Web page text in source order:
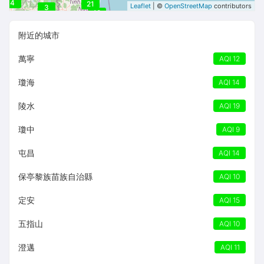
21
3
24
18
4 Leaflet | © OpenStreetMap contributors
附近的城市
萬寧 AQI 12
瓊海 AQI 14
陵水 AQI 19
瓊中 AQI 9
屯昌 AQI 14
保亭黎族苗族自治縣 AQI 10
定安 AQI 15
五指山 AQI 10
澄邁 AQI 11